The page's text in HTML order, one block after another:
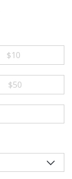
⁦$10⁩
⁦$50⁩